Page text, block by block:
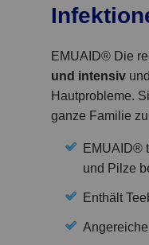
EMUAID® Die
und intensiv
Hautprobleme.
ganze Familie
EMUAID®
und Pilze
Enthält